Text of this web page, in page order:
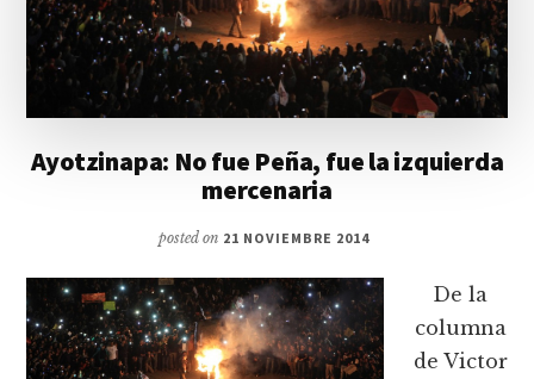
Ayotzinapa: No fue Peña, fue la izquierda
mercenaria
posted on 21 NOVIEMBRE 2014
De la
columna
de Victor